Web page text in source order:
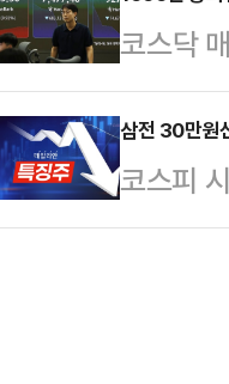
주식시
정지시
상 유지
장에 상
도 중단
코스닥
150선물
지(사이
차례 발
물가격
삼전 30만원
코스피
면, 이날